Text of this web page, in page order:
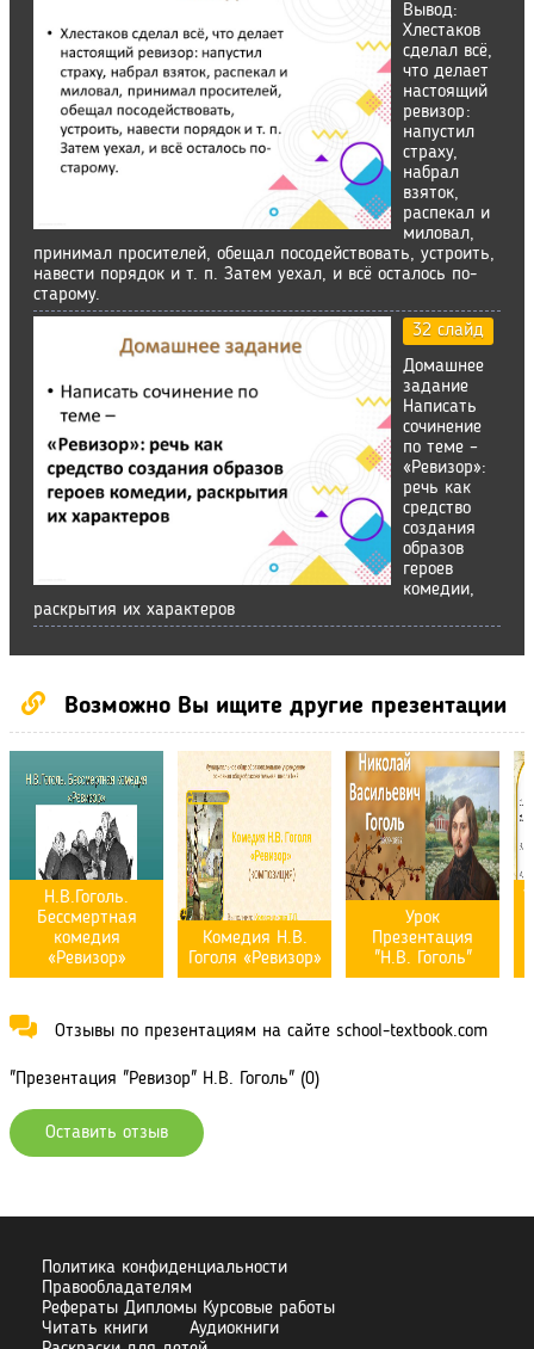
Вывод:
Хлестаков
сделал всё,
что делает
настоящий
ревизор:
напустил
страху,
набрал
взяток,
распекал и
миловал,
принимал просителей, обещал посодействовать, устроить,
навести порядок и т. п. Затем уехал, и всё осталось по-
старому.
32 слайд
Домашнее
задание
Написать
сочинение
по теме –
«Ревизор»:
речь как
средство
создания
образов
героев
комедии,
раскрытия их характеров
Возможно Вы ищите другие презентации
Н.В.Гоголь.
Бессмертная
комедия
«Ревизор»
Комедия Н.В.
Гоголя «Ревизор»
Урок
Презентация
"Н.В. Гоголь"
Отзывы по презентациям на сайте school-textbook.com
"Презентация "Ревизор" Н.В. Гоголь" (0)
Оставить отзыв
Политика конфиденциальности
Правообладателям
Рефераты Дипломы Курсовые работы
Читать книги
Аудиокниги